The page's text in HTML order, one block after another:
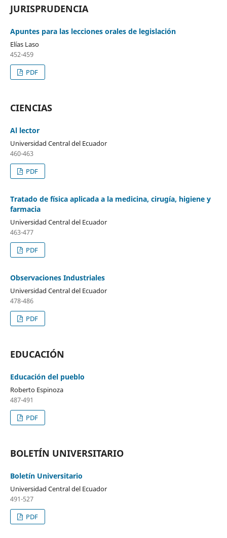
JURISPRUDENCIA
Apuntes para las lecciones orales de legislación
Elías Laso
452-459
PDF
CIENCIAS
Al lector
Universidad Central del Ecuador
460-463
PDF
Tratado de física aplicada a la medicina, cirugía, higiene y
farmacia
Universidad Central del Ecuador
463-477
PDF
Observaciones Industriales
Universidad Central del Ecuador
478-486
PDF
EDUCACIÓN
Educación del pueblo
Roberto Espinoza
487-491
PDF
BOLETÍN UNIVERSITARIO
Boletín Universitario
Universidad Central del Ecuador
491-527
PDF